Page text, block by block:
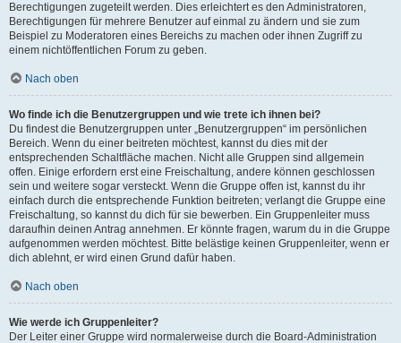
Berechtigungen zugeteilt werden. Dies erleichtert es den Administratoren,
Berechtigungen für mehrere Benutzer auf einmal zu ändern und sie zum
Beispiel zu Moderatoren eines Bereichs zu machen oder ihnen Zugriff zu
einem nichtöffentlichen Forum zu geben.
Nach oben
Wo finde ich die Benutzergruppen und wie trete ich ihnen bei?
Du findest die Benutzergruppen unter „Benutzergruppen“ im persönlichen
Bereich. Wenn du einer beitreten möchtest, kannst du dies mit der
entsprechenden Schaltfläche machen. Nicht alle Gruppen sind allgemein
offen. Einige erfordern erst eine Freischaltung, andere können geschlossen
sein und weitere sogar versteckt. Wenn die Gruppe offen ist, kannst du ihr
einfach durch die entsprechende Funktion beitreten; verlangt die Gruppe eine
Freischaltung, so kannst du dich für sie bewerben. Ein Gruppenleiter muss
daraufhin deinen Antrag annehmen. Er könnte fragen, warum du in die Gruppe
aufgenommen werden möchtest. Bitte belästige keinen Gruppenleiter, wenn er
dich ablehnt, er wird einen Grund dafür haben.
Nach oben
Wie werde ich Gruppenleiter?
Der Leiter einer Gruppe wird normalerweise durch die Board-Administration